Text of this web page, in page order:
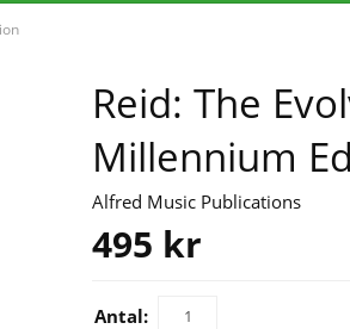
Reid: The
Millennium
Alfred Music Publications
495 kr
Antal: